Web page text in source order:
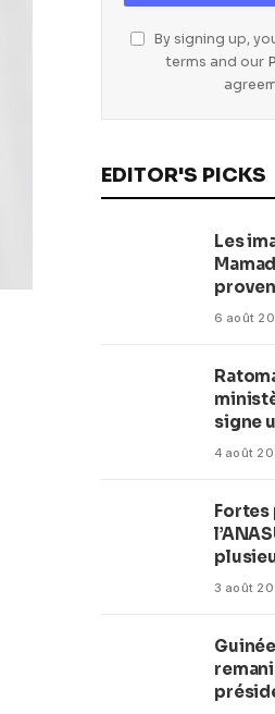
By signing up,
terms and our
EDITOR'S PICKS
Les
6 août
signe
42
4 août
Fortes
3 août